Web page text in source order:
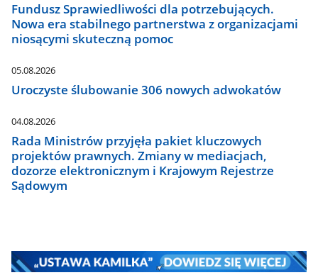
Fundusz Sprawiedliwości dla potrzebujących.
Nowa era stabilnego partnerstwa z organizacjami
niosącymi skuteczną pomoc
05.08.2026
Uroczyste ślubowanie 306 nowych adwokatów
04.08.2026
Rada Ministrów przyjęła pakiet kluczowych
projektów prawnych. Zmiany w mediacjach,
dozorze elektronicznym i Krajowym Rejestrze
Sądowym